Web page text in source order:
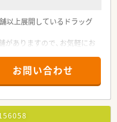
以上展開しているドラッグ
がありますので、お気軽にお
お問い合わせ